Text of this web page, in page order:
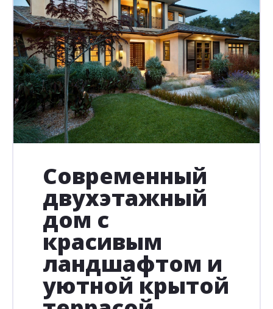
Современный
двухэтажный
дом с
красивым
ландшафтом и
уютной крытой